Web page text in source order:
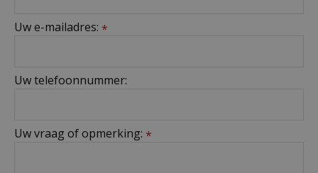
Uw e-mailadres: *
Uw telefoonnummer:
Uw vraag of opmerking: *